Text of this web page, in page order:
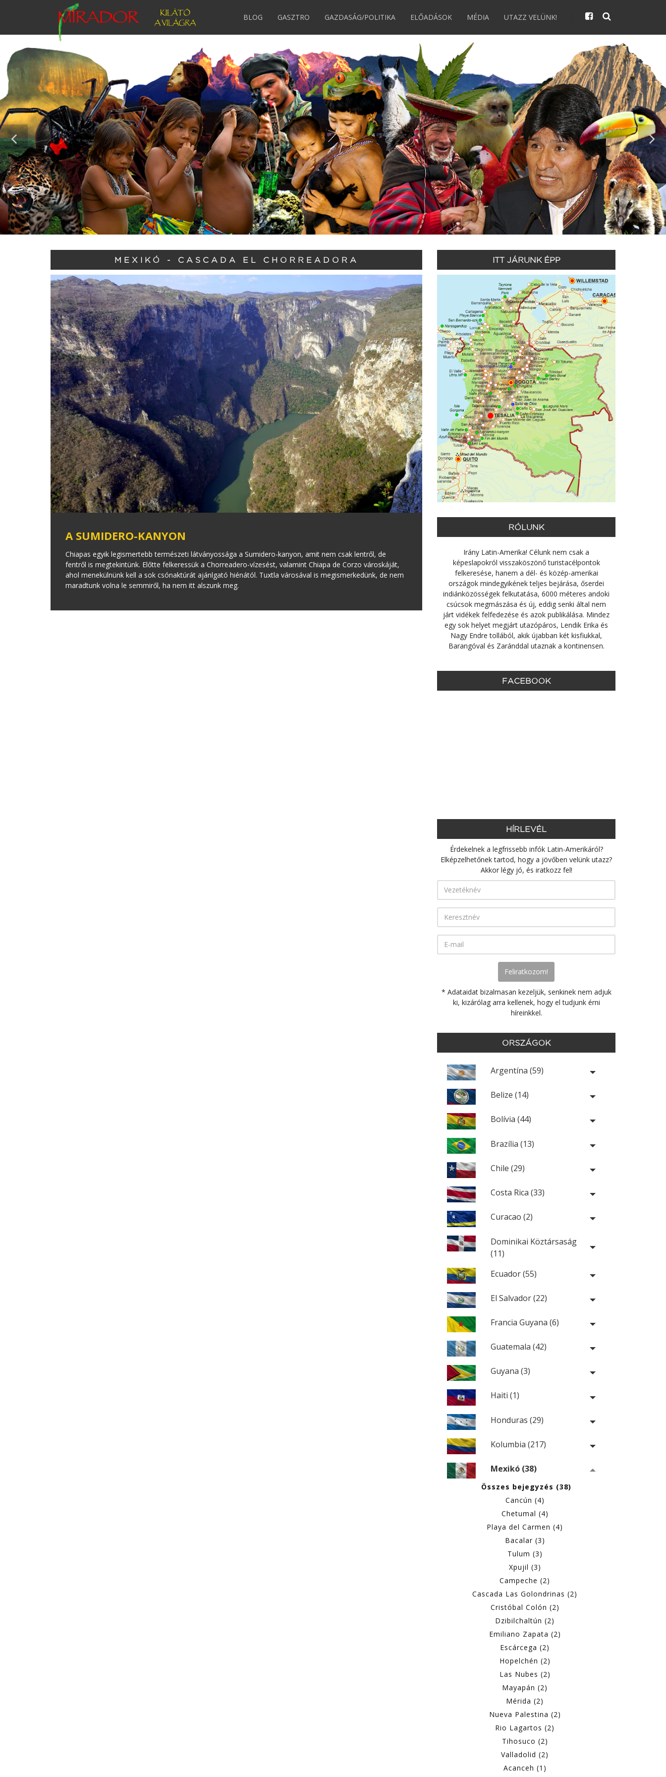
BLOG GASZTRO GAZDASÁG/POLITIKA ELŐADÁSOK MÉDIA UTAZZ VELÜNK!
MEXIKÓ - CASCADA EL CHORREADORA
A SUMIDERO-KANYON
Chiapas egyik legismertebb természeti látványossága a Sumidero-kanyon, amit nem csak lentről, de
fentről is megtekintünk. Előtte felkeressük a Chorreadero-vízesést, valamint Chiapa de Corzo városkáját,
ahol menekülnünk kell a sok csónaktúrát ajánlgató hiénától. Tuxtla városával is megismerkedünk, de nem
maradtunk volna le semmiről, ha nem itt alszunk meg.
ITT JÁRUNK ÉPP
RÓLUNK
Irány Latin-Amerika! Célunk nem csak a
képeslapokról visszaköszönő turistacélpontok
felkeresése, hanem a dél- és közép-amerikai
országok mindegyikének teljes bejárása, őserdei
indiánközösségek felkutatása, 6000 méteres andoki
csúcsok megmászása és új, eddig senki által nem
járt vidékek felfedezése és azok publikálása. Mindez
egy sok helyet megjárt utazópáros, Lendik Erika és
Nagy Endre tollából, akik újabban két kisfiukkal,
Barangóval és Zaránddal utaznak a kontinensen.
FACEBOOK
HÍRLEVÉL
Érdekelnek a legfrissebb infók Latin-Amerikáról?
Elképzelhetőnek tartod, hogy a jövőben velünk utazz?
Akkor légy jó, és iratkozz fel!
* Adataidat bizalmasan kezeljük, senkinek nem adjuk
ki, kizárólag arra kellenek, hogy el tudjunk érni
híreinkkel.
ORSZÁGOK
Argentína (59)
Belize (14)
Bolívia (44)
Brazília (13)
Chile (29)
Costa Rica (33)
Curacao (2)
Dominikai Köztársaság
(11)
Ecuador (55)
El Salvador (22)
Francia Guyana (6)
Guatemala (42)
Guyana (3)
Haiti (1)
Honduras (29)
Kolumbia (217)
Mexikó (38)
Összes bejegyzés (38)
Cancún (4)
Chetumal (4)
Playa del Carmen (4)
Bacalar (3)
Tulum (3)
Xpujil (3)
Campeche (2)
Cascada Las Golondrinas (2)
Cristóbal Colón (2)
Dzibilchaltún (2)
Emiliano Zapata (2)
Escárcega (2)
Hopelchén (2)
Las Nubes (2)
Mayapán (2)
Mérida (2)
Nueva Palestina (2)
Rio Lagartos (2)
Tihosuco (2)
Valladolid (2)
Acanceh (1)